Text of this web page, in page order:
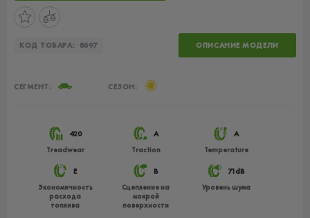
КОД ТОВАРА: 8697 ОПИСАНИЕ МОДЕЛИ
420
Treadwear
A
Traction
A
Temperature
E
Экономичность
расхода
топлива
B
Сцепление на
мокрой
поверхности
71dB
Уровень шума
СЕГМЕНТ: СЕЗОН: